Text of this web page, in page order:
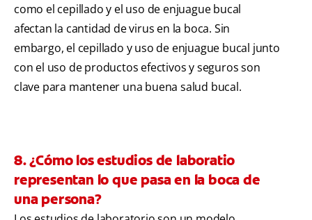
como el cepillado y el uso de enjuague bucal
afectan la cantidad de virus en la boca. Sin
embargo, el cepillado y uso de enjuague bucal junto
con el uso de productos efectivos y seguros son
clave para mantener una buena salud bucal.
8. ¿Cómo los estudios de laboratio
representan lo que pasa en la boca de
una persona?